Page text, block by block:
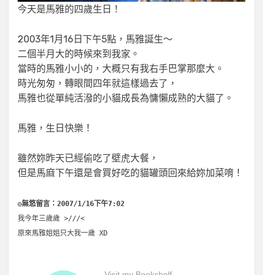
今天是馬雅的四歲生日！
2003年1月16日下午5點，馬雅誕生～
二個半月大的時候來到我家。
當時的馬雅小小的，大概只有我右手巴掌那麼大。
時光匆匆，轉眼間四年就這樣過去了，
馬雅也從單純活潑的小貓成長為慵懶成熟的大貓了。
馬雅，生日快樂！
雖然妳昨天已經偷吃了壁虎大餐，
但是馬麻下午還是會買好吃的貓罐頭回來給妳加菜唷！
◎無悠留言：2007/1/16下午7:02
我今年三歲歲 >///<
原來馬雅姐姐只大我一歲 XD